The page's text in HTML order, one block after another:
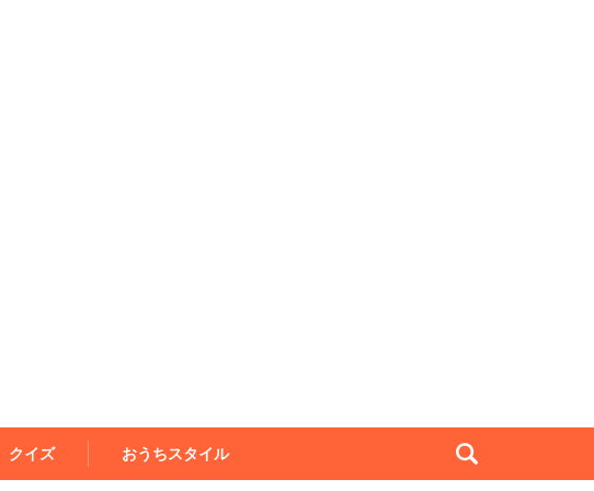
クイズ おうちスタイル